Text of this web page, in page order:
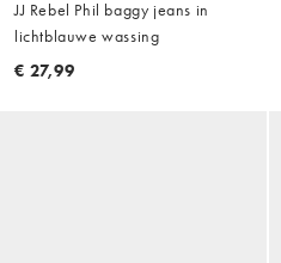
JJ Rebel Phil baggy jeans in
lichtblauwe wassing
€ 27,99